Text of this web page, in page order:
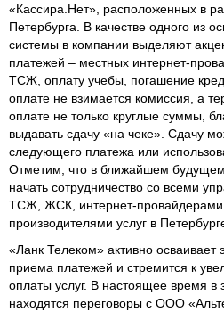
«Кассира.Нет», расположенных в
Петербурга. В качестве одного из
системы в компании выделяют
платежей – местных интернет-
ТСЖ, оплату учебы, погашение
оплате не взимается комиссия, а
оплате не только круглые суммы,
выдавать сдачу «на чеке». Сдачу
следующего платежа или
Отметим, что в ближайшем
начать сотрудничество со всеми
ТСЖ, ЖСК, интернет-провайдерами
производителями услуг в
«Ланк Телеком» активно осваивает
приема платежей и стремится к
оплаты услуг. В настоящее время
находятся переговоры с ООО